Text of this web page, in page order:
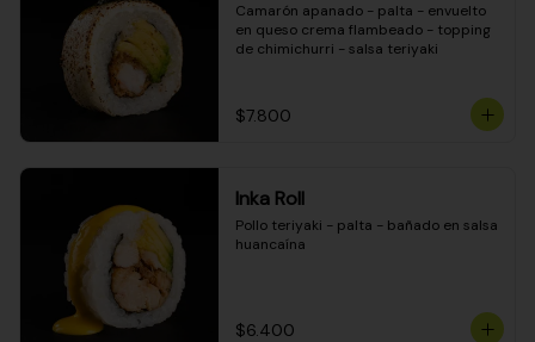
Camarón apanado - palta - envuelto
en queso crema flambeado - topping
de chimichurri - salsa teriyaki
$7.800
Inka Roll
Pollo teriyaki - palta - bañado en salsa
huancaína
$6.400